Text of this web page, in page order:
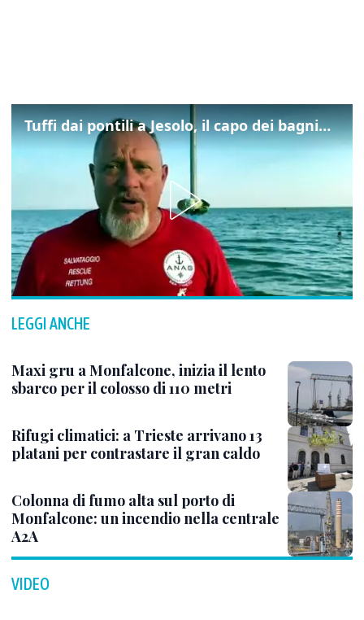
Tuffi dai pontili a Jesolo, il capo dei bagnini: "L'impegno di tutti per evitare altre tragedie"
LEGGI ANCHE
Maxi gru a Monfalcone, inizia il lento
sbarco per il colosso di 110 metri
Rifugi climatici: a Trieste arrivano 13
platani per contrastare il gran caldo
Colonna di fumo alta sul porto di
Monfalcone: un incendio nella centrale
A2A
VIDEO